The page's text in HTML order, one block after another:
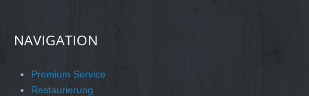
NAVIGATION
Premium Service
Restaurierung